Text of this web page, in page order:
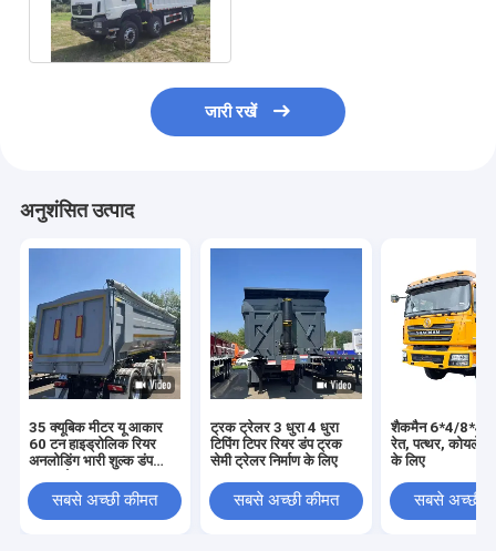
जारी रखें
अनुशंसित उत्पाद
35 क्यूबिक मीटर यू आकार
60 टन हाइड्रोलिक रियर
अनलोडिंग भारी शुल्क डंप
सबसे अच्छी कीमत
ट्रक ट्रेलर 3 धुरा 4 धुरा
टिपिंग टिपर रियर डंप ट्रक
सेमी ट्रेलर निर्माण के लिए
सबसे अच्छी कीमत
शैकमैन 6*4/8*4
रेत, पत्थर, कोयले के
के लिए
सबसे अच्छी